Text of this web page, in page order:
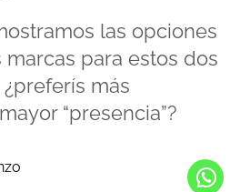
las opciones
para estos dos
más
“presencia”?